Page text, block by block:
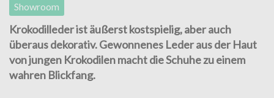
Showroom
Krokodilleder ist äußerst kostspielig, aber auch
überaus dekorativ. Gewonnenes Leder aus der Haut
von jungen Krokodilen macht die Schuhe zu einem
wahren Blickfang.